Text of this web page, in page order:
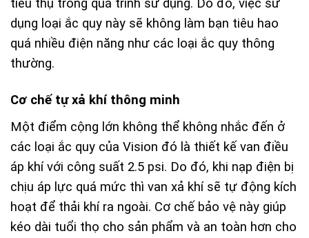
tiêu thụ trong quá trình sử dụng. Do đó, việc sử
dụng loại ắc quy này sẽ không làm bạn tiêu hao
quá nhiều điện năng như các loại ắc quy thông
thường.
Cơ chế tự xả khí thông minh
Một điểm cộng lớn không thể không nhắc đến ở
các loại ắc quy của Vision đó là thiết kế van điều
áp khí với công suất 2.5 psi. Do đó, khi nạp điện bị
chịu áp lực quá mức thì van xả khí sẽ tự động kích
hoạt để thải khí ra ngoài. Cơ chế bảo vệ này giúp
kéo dài tuổi thọ cho sản phẩm và an toàn hơn cho